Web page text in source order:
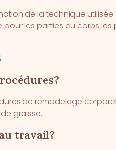
de la technique utilisée
les parties du corps
de remodelage
graisse.
travail?